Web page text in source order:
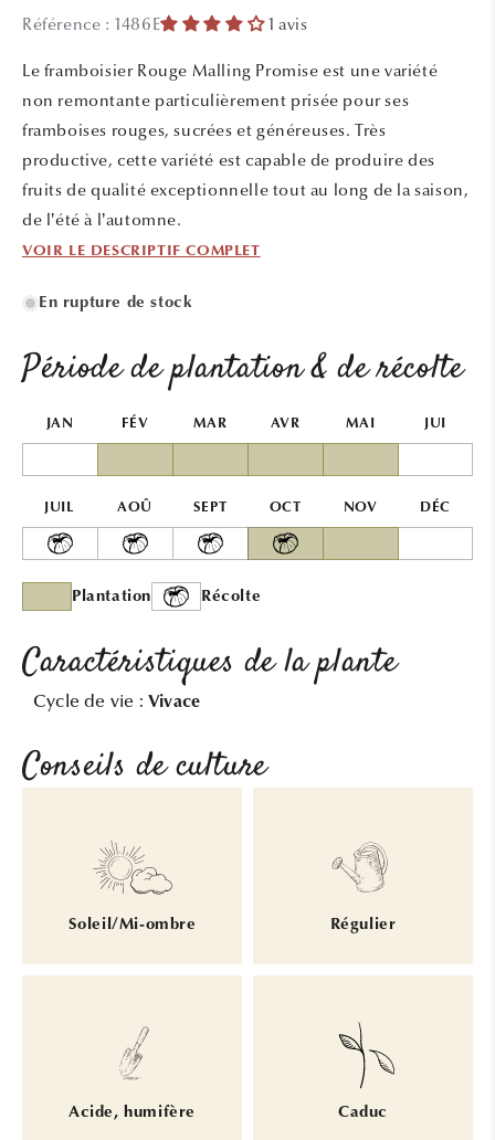
fenêtre
Référence : 1486E 1 avis
Le framboisier Rouge Malling Promise est une variété
non remontante particulièrement prisée pour ses
framboises rouges, sucrées et généreuses. Très
productive, cette variété est capable de produire des
fruits de qualité exceptionnelle tout au long de la saison,
de l’été à l’automne.
VOIR LE DESCRIPTIF COMPLET
En rupture de stock
Période de plantation & de récolte
JAN FÉV MAR AVR MAI JUI
JUIL AOÛ SEPT OCT NOV DÉC
Plantation Récolte
Caractéristiques de la plante
Cycle de vie : Vivace
Conseils de culture
Soleil/Mi-ombre Régulier
Acide, humifère Caduc